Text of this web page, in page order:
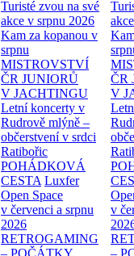
Turisté zvou na své
akce v srpnu 2026
Kam za kopanou v
srpnu
MISTROVSTVÍ
ČR JUNIORŮ
V JACHTINGU
Letní koncerty v
Rudrově mlýně –
občerstvení v srdci
Ratibořic
POHÁDKOVÁ
CESTA Luxfer
Open Space
v červenci a srpnu
2026
RETROGAMING
– POČÁTKY
ČR
V
v
–